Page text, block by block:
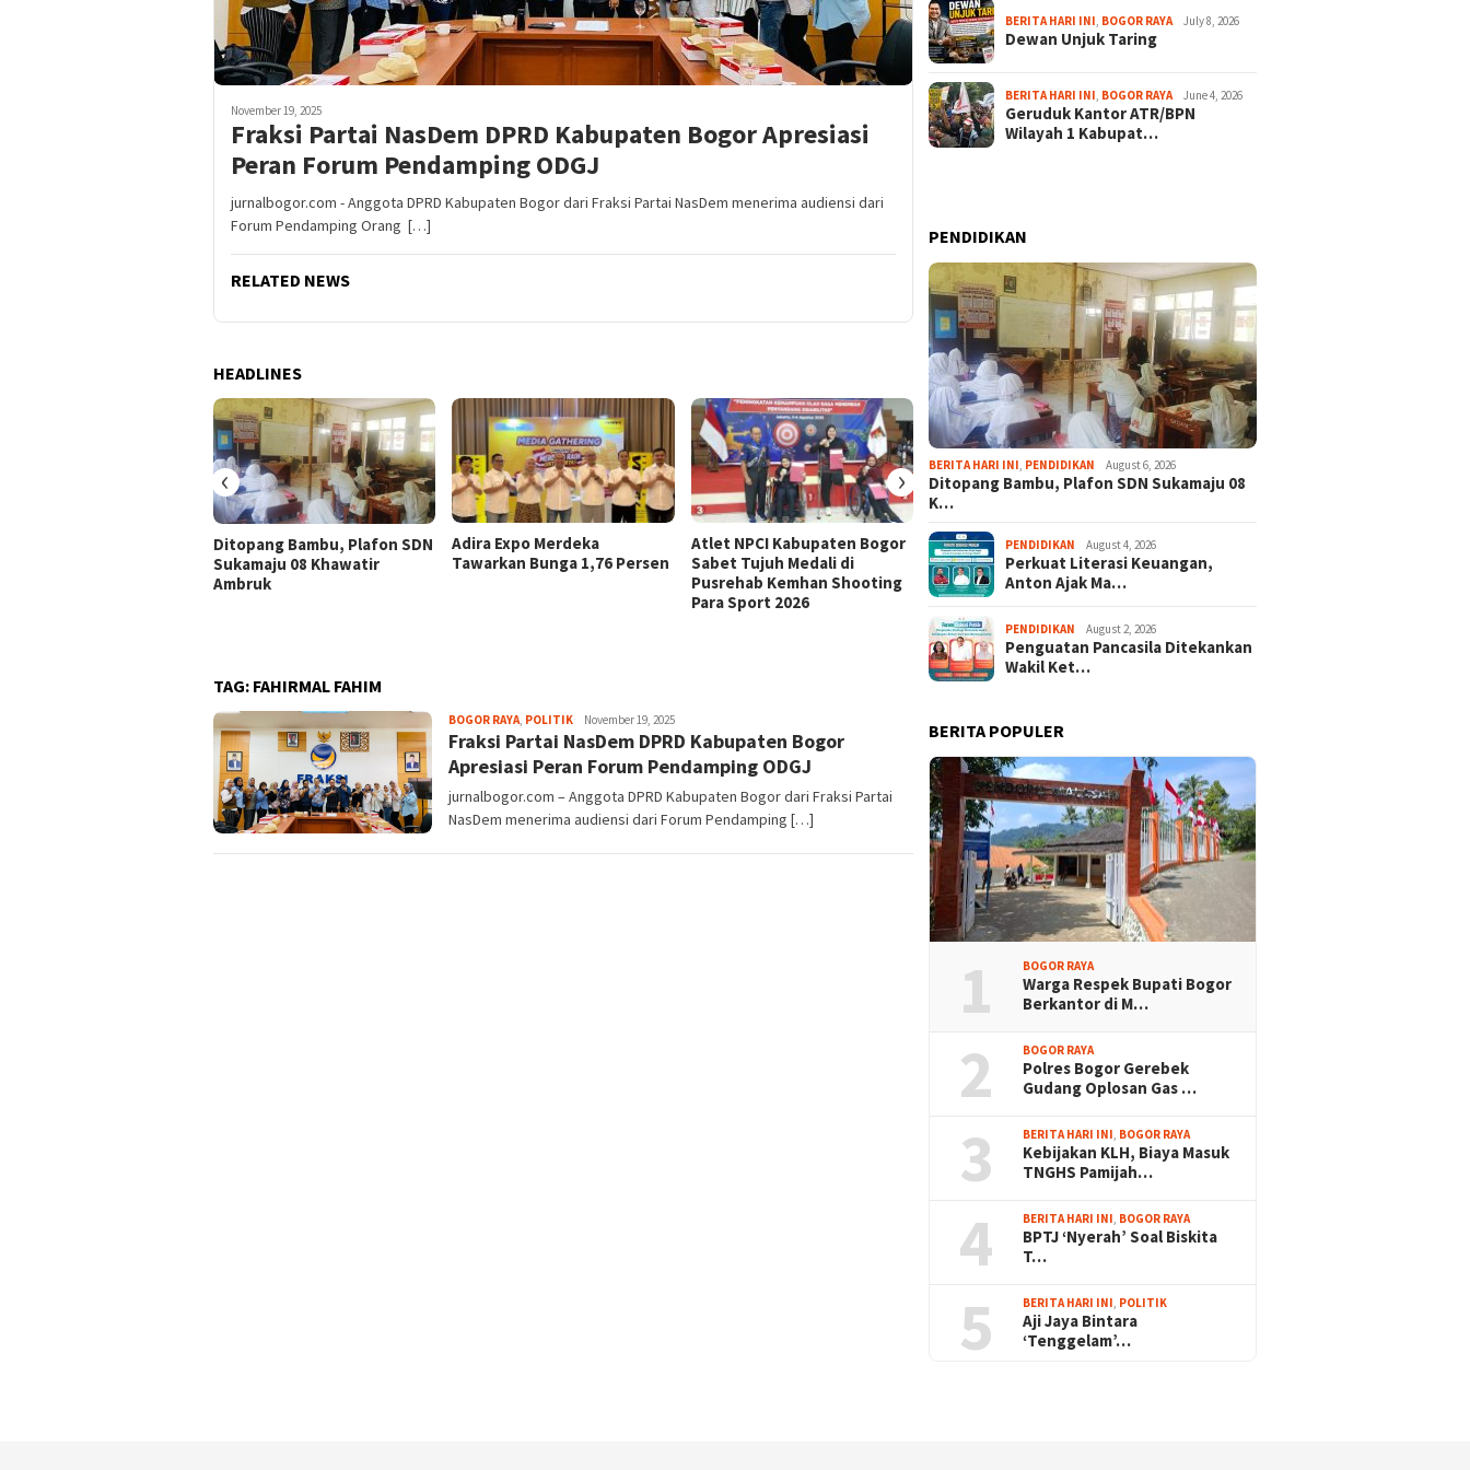
November 19, 2025
Fraksi Partai NasDem DPRD Kabupaten Bogor Apresiasi
Peran Forum Pendamping ODGJ
jurnalbogor.com - Anggota DPRD Kabupaten Bogor dari Fraksi Partai NasDem menerima audiensi dari
Forum Pendamping Orang […]
RELATED NEWS
HEADLINES
Ditopang Bambu, Plafon SDN
Sukamaju 08 Khawatir
Ambruk
Adira Expo Merdeka
Tawarkan Bunga 1,76 Persen
Atlet NPCI Kabupaten Bogor
Sabet Tujuh Medali di
Pusrehab Kemhan Shooting
Para Sport 2026
Ajang Promosi Wisata,
Ratusan Peserta Ikuti Tour
Malasari Halimun Salak 2026
Pembangunan Wisma dan
‹ ›
TAG: FAHIRMAL FAHIM
BOGOR RAYA, POLITIKAga
Alamanda
November 19, 2025
Fraksi Partai NasDem DPRD Kabupaten Bogor
Apresiasi Peran Forum Pendamping ODGJ
jurnalbogor.com – Anggota DPRD Kabupaten Bogor dari Fraksi Partai
NasDem menerima audiensi dari Forum Pendamping […]
BERITA HARI INI BOGOR RAYA July 8, 2026
Dewan Unjuk Taring
BERITA HARI INI BOGOR RAYA June 4, 2026
Geruduk Kantor ATR/BPN
Wilayah 1 Kabupat…
PENDIDIKAN
BERITA HARI INI PENDIDIKAN August 6, 2026
Ditopang Bambu, Plafon SDN Sukamaju 08
K…
PENDIDIKAN August 4, 2026
Perkuat Literasi Keuangan,
Anton Ajak Ma…
PENDIDIKAN August 2, 2026
Penguatan Pancasila Ditekankan
Wakil Ket…
BERITA POPULER
1 BOGOR RAYA
Warga Respek Bupati Bogor
Berkantor di M…
2 BOGOR RAYA
Polres Bogor Gerebek
Gudang Oplosan Gas …
3 BERITA HARI INI, BOGOR RAYA
Kebijakan KLH, Biaya Masuk
TNGHS Pamijah…
4 BERITA HARI INI, BOGOR RAYA
BPTJ ‘Nyerah’ Soal Biskita
T…
5 BERITA HARI INI, POLITIK
Aji Jaya Bintara
‘Tenggelam’…